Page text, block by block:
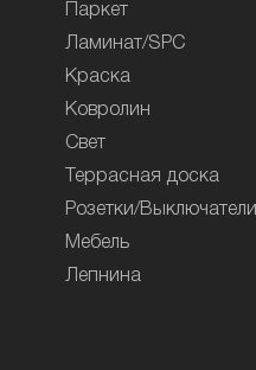
Паркет
Ламинат/SPC
Краска
Ковролин
Свет
Террасная доска
Розетки/Выключатели
Мебель
Лепнина